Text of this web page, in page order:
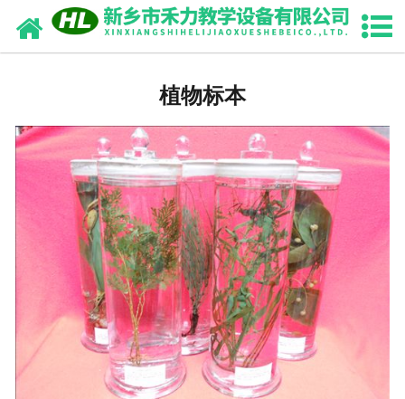
网站首页
畜牧兽医干（浸）制标本
中药腊叶标本
生药切片标本
骨骼标本
动植物标本
教学切片标本
植物标本